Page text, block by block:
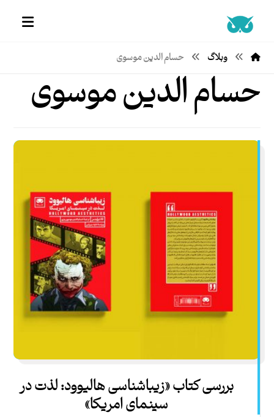
وبلاگ حسام الدین موسوی
حسام الدین موسوی
بررسی کتاب «زیباشناسی هالیوود: لذت در
سینمای امریکا»